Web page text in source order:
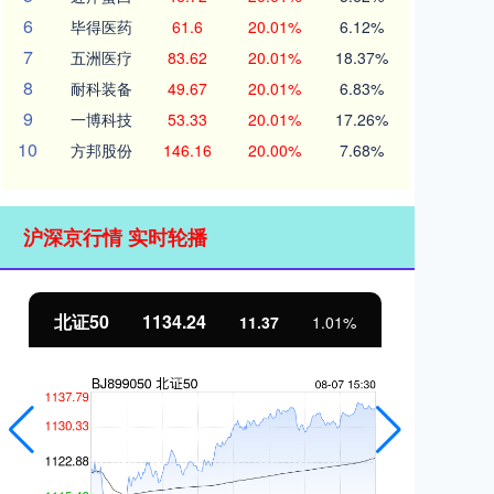
6 毕得医药 61.6 20.01% 6.12%
7 五洲医疗 83.62 20.01% 18.37%
8 耐科装备 49.67 20.01% 6.83%
9 一博科技 53.33 20.01% 17.26%
10 方邦股份 146.16 20.00% 7.68%
沪深京行情 实时轮播
北证50 1134.24 11.37 1.01%